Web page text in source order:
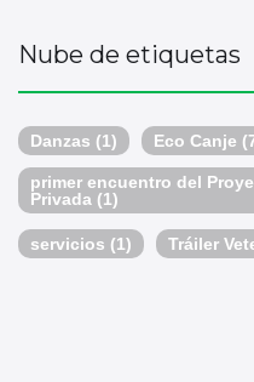
Nube de etiquetas
Danzas (1) Eco Canje
primer encuentro del
Privada (1)
servicios (1) Tráiler